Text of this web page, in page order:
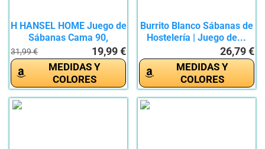
H HANSEL HOME Juego de
Sábanas Cama 90,
31,99 € 19,99 €
MEDIDAS Y
COLORES
Burrito Blanco Sábanas de
Hostelería | Juego de...
26,79 €
MEDIDAS Y
COLORES